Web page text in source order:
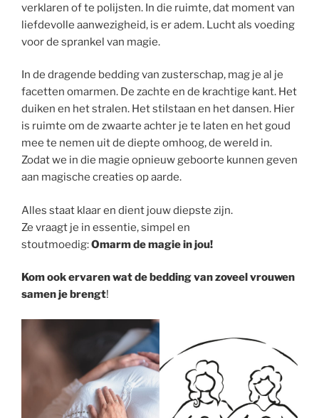
verklaren of te polijsten. In die ruimte, dat moment van
liefdevolle aanwezigheid, is er adem. Lucht als voeding
voor de sprankel van magie.
In de dragende bedding van zusterschap, mag je al je
facetten omarmen. De zachte en de krachtige kant. Het
duiken en het stralen. Het stilstaan en het dansen. Hier
is ruimte om de zwaarte achter je te laten en het goud
mee te nemen uit de diepte omhoog, de wereld in.
Zodat we in die magie opnieuw geboorte kunnen geven
aan magische creaties op aarde.
Alles staat klaar en dient jouw diepste zijn.
Ze vraagt je in essentie, simpel en
stoutmoedig:Omarm de magie in jou!
Kom ook ervaren wat de bedding van zoveel vrouwen
samen je brengt!